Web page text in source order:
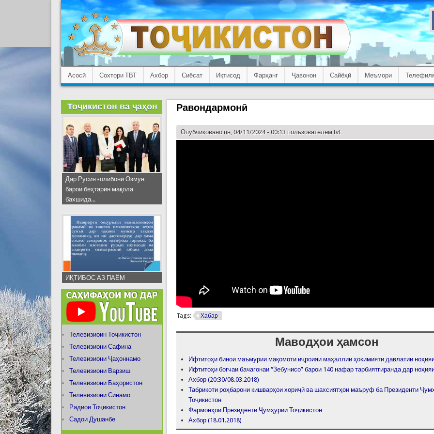
Асосӣ Сохтори ТВТ Ахбор Сиёсат Иқтисод Фарҳанг Ҷавонон Сайёҳӣ Меъмори
Равондармонӣ
Опубликовано пн, 04/11/2024 - 00:13 пользователемtvt
Tags: Хабар
Маводҳои ҳамсон
Ифтитоҳи бинои маъмурии мақомоти иҷроияи маҳаллии ҳокимияти давлатии
Ифтитоҳи боғчаи бачагонаи “Зебунисо” барои 140 нафар тарбиятгиранда дар
Ахбор (20:30/08.03.2018)
Табрикоти роҳбарони кишварҳои хориҷӣ ва шахсиятҳои маъруф ба Президенти
Тоҷикистон
Фармонҳои Президенти Ҷумҳурии Тоҷикистон
Ахбор (18.01.2018)
Тоҷикистон ва ҷаҳон
Дар Русия ғолибони Озмун
барои беҳтарин мақола
бахшида...
ИҚТИБОС АЗ ПАЁМ
Телевизиоин Тоҷикистон
Телевизиони Сафина
Телевизиони Ҷаҳоннамо
Телевизиони Варзиш
Телевизиони Баҳористон
Телевизиони Синамо
Радиои Тоҷикистон
Садои Душанбе